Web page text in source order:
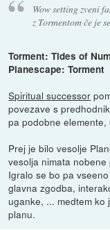
Wow setting zveni
z Tormentom če je
Torment: Tides of
Planescape: Torment
Spiritual successor
povezave s
pa podobne
Prej je bilo vesolje
vesolja nimata nobene
Igralo se bo pa
glavna zgodba,
uganke, ... medtem
planu.